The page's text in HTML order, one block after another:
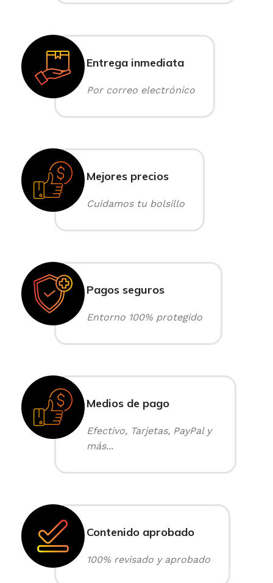
Entrega inmediata
Por correo electrónico
Mejores precios
Cuidamos tu bolsillo
Pagos seguros
Entorno 100% protegido
Medios de pago
Efectivo, Tarjetas, PayPal y
más...
Contenido aprobado
100% revisado y aprobado